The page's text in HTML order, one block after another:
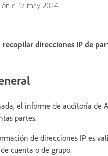
el 17 may. 2024
direcciones IP de
el informe de auditoría de
partes.
de direcciones IP es
cuenta o de grupo.